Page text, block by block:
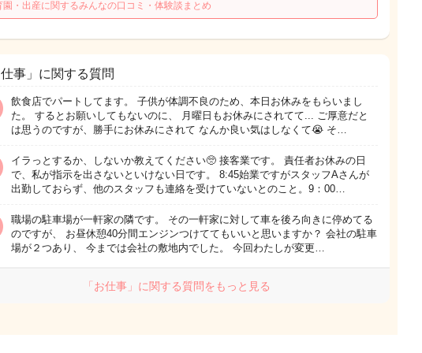
園・出産に関するみんなの口コミ・体験談まとめ
事」に関する質問
飲食店でパートしてます。 子供が体調不良のため、本日お休みをもらいまし
た。 するとお願いしてもないのに、 月曜日もお休みにされてて... ご厚意だと
は思うのですが、勝手にお休みにされて なんか良い気はしなくて😭 そ…
イラっとするか、しないか教えてください🥺 接客業です。 責任者お休みの日
で、私が指示を出さないといけない日です。 8:45始業ですがスタッフAさんが
出勤しておらず、他のスタッフも連絡を受けていないとのこと。9：00…
職場の駐車場が一軒家の隣です。 その一軒家に対して車を後ろ向きに停めてる
のですが、 お昼休憩40分間エンジンつけててもいいと思いますか？ 会社の駐車
場が２つあり、 今までは会社の敷地内でした。 今回わたしが変更…
「お仕事」に関する質問をもっと見る